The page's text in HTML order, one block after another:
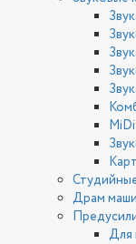
Драм
Для